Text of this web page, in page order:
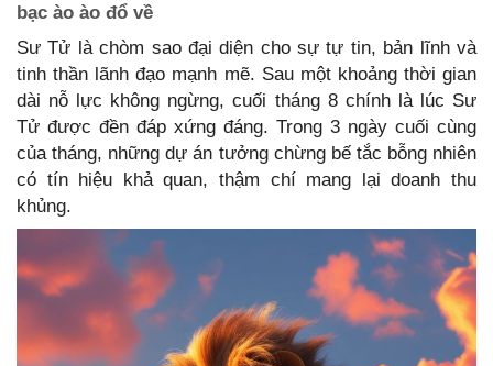
bạc ào ào đổ về
Sư Tử là chòm sao đại diện cho sự tự tin, bản lĩnh và
tinh thần lãnh đạo mạnh mẽ. Sau một khoảng thời gian
dài nỗ lực không ngừng, cuối tháng 8 chính là lúc Sư
Tử được đền đáp xứng đáng. Trong 3 ngày cuối cùng
của tháng, những dự án tưởng chừng bế tắc bỗng nhiên
có tín hiệu khả quan, thậm chí mang lại doanh thu
khủng.